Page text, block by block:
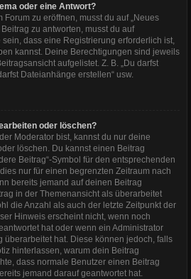
oder eine Antwort?
zu eröffnen, musst du auf „Neues
zu antworten, musst du auf
sein, dass eine Registrierung erforderlich ist,
kannst. Deine Berechtigungen sind jeweils
aufgelistet. Z. B. „Du darfst
Dateianhänge erstellen“ usw.
oder löschen?
Moderator bist, kannst du nur deine
löschen. Du kannst einen Beitrag
Beitrag“-Symbol für den entsprechenden
nur für einen begrenzten Zeitraum nach
bereits jemand auf deinen Beitrag
in der Themenansicht als überarbeitet
die Anzahl als auch der letzte Zeitpunkt der
Hinweis erscheint nicht, wenn noch
hat oder wenn ein Administrator
überarbeitet hat. Diese können jedoch, falls
hinterlassen, warum dein Beitrag
dass normale Benutzer einen Beitrag
jemand darauf geantwortet hat.